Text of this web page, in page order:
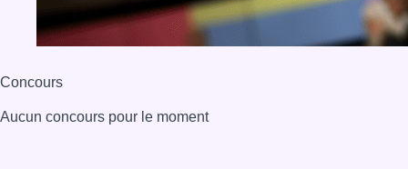
Concours
Aucun concours pour le moment